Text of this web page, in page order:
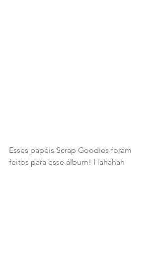
Esses papéis Scrap Goodies foram
feitos para esse álbum! Hahahah